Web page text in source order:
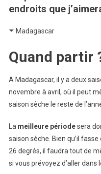
endroits que
Madagascar
Quand partir
A Madagascar, il y a deux
novembre à avril, où il peut
saison sèche le reste de
La meilleure périodesera
saison sèche. Bien qu’il
26 degrés, il faudra tout de
si vous prévoyez d’aller dans